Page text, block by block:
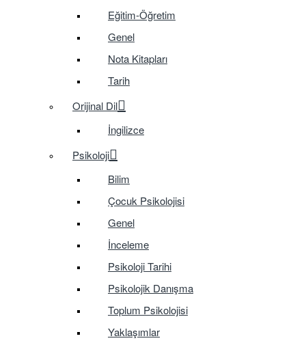
Eğitim-Öğretim
Genel
Nota Kitapları
Tarih
Orijinal Dil
İngilizce
Psikoloji
Bilim
Çocuk Psikolojisi
Genel
İnceleme
Psikoloji Tarihi
Psikolojik Danışma
Toplum Psikolojisi
Yaklaşımlar